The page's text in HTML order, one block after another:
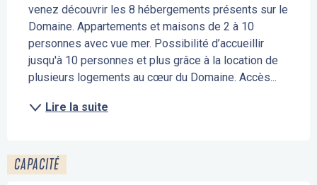
venez découvrir les 8 hébergements présents sur le
Domaine. Appartements et maisons de 2 à 10
personnes avec vue mer. Possibilité d’accueillir
jusqu'à 10 personnes et plus grâce à la location de
plusieurs logements au cœur du Domaine. Accès...
Lire la suite
CAPACITÉ